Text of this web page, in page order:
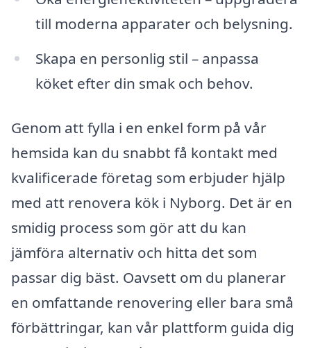
till moderna apparater och belysning.
Skapa en personlig stil – anpassa
köket efter din smak och behov.
Genom att fylla i en enkel form på vår
hemsida kan du snabbt få kontakt med
kvalificerade företag som erbjuder hjälp
med att renovera kök i Nyborg. Det är en
smidig process som gör att du kan
jämföra alternativ och hitta det som
passar dig bäst. Oavsett om du planerar
en omfattande renovering eller bara små
förbättringar, kan vår plattform guida dig